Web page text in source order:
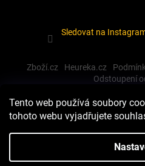
Tento web používá soubory
tohoto webu vyjadřujete
Sledovat na
Zboží.cz Heureka.cz
Odstoupení